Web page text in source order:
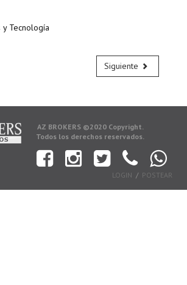
y Tecnología
Siguiente
AZ BROKERS ©2020 Copyright.
Todos los derechos reservados.
LOGIN POSTEAR